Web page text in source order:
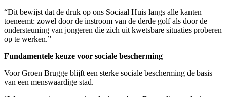
“Dit bewijst dat de druk op ons Sociaal Huis langs alle kanten
toeneemt: zowel door de instroom van de derde golf als door de
ondersteuning van jongeren die zich uit kwetsbare situaties proberen
op te werken.”
Fundamentele keuze voor sociale bescherming
Voor Groen Brugge blijft een sterke sociale bescherming de basis
van een menswaardige stad.